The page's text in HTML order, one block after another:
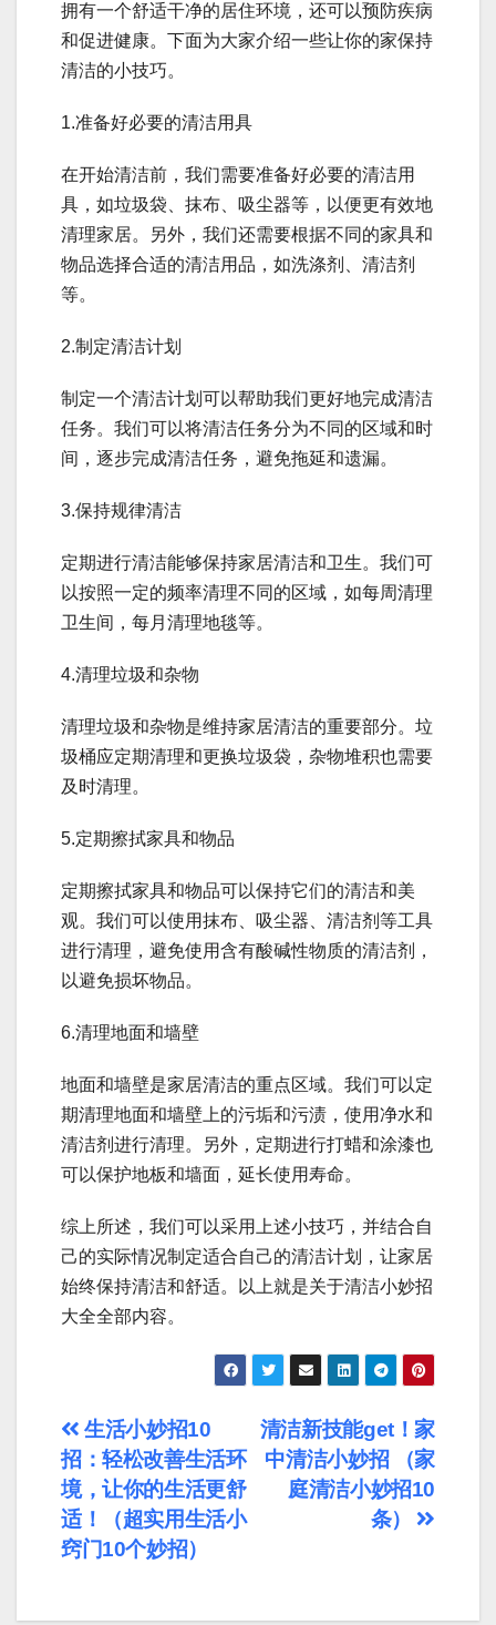
拥有一个舒适干净的居住环境，还可以预防疾病
和促进健康。下面为大家介绍一些让你的家保持
清洁的小技巧。
1.准备好必要的清洁用具
在开始清洁前，我们需要准备好必要的清洁用
具，如垃圾袋、抹布、吸尘器等，以便更有效地
清理家居。另外，我们还需要根据不同的家具和
物品选择合适的清洁用品，如洗涤剂、清洁剂
等。
2.制定清洁计划
制定一个清洁计划可以帮助我们更好地完成清洁
任务。我们可以将清洁任务分为不同的区域和时
间，逐步完成清洁任务，避免拖延和遗漏。
3.保持规律清洁
定期进行清洁能够保持家居清洁和卫生。我们可
以按照一定的频率清理不同的区域，如每周清理
卫生间，每月清理地毯等。
4.清理垃圾和杂物
清理垃圾和杂物是维持家居清洁的重要部分。垃
圾桶应定期清理和更换垃圾袋，杂物堆积也需要
及时清理。
5.定期擦拭家具和物品
定期擦拭家具和物品可以保持它们的清洁和美
观。我们可以使用抹布、吸尘器、清洁剂等工具
进行清理，避免使用含有酸碱性物质的清洁剂，
以避免损坏物品。
6.清理地面和墙壁
地面和墙壁是家居清洁的重点区域。我们可以定
期清理地面和墙壁上的污垢和污渍，使用净水和
清洁剂进行清理。另外，定期进行打蜡和涂漆也
可以保护地板和墙面，延长使用寿命。
综上所述，我们可以采用上述小技巧，并结合自
己的实际情况制定适合自己的清洁计划，让家居
始终保持清洁和舒适。以上就是关于清洁小妙招
大全全部内容。
文
章
导
航
清洁新技能get！家
中清洁小妙招 （家
庭清洁小妙招10
条）
生活小妙招10
招：轻松改善生活环
境，让你的生活更舒
适！（超实用生活小
窍门10个妙招）